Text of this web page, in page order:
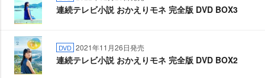
連続テレビ小説 おかえりモネ 完全版 DVD BOX3
DVD 2021年11月26日発売
連続テレビ小説 おかえりモネ 完全版 DVD BOX2